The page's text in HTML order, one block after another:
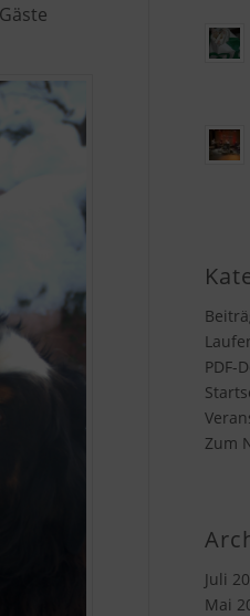
PDF-
Zum
Juli
Mai